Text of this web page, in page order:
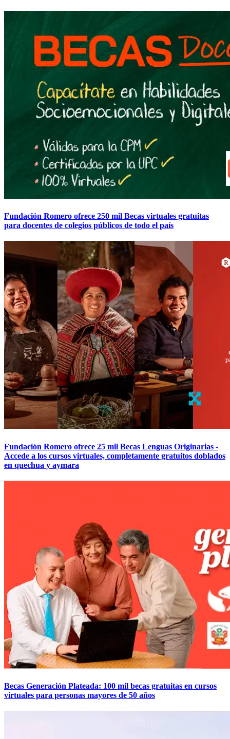
Fundación Romero ofrece 250 mil Becas virtuales gratuitas
para docentes de colegios públicos de todo el país
Fundación Romero ofrece 25 mil Becas Lenguas Originarias -
Accede a los cursos virtuales, completamente gratuitos doblados
en quechua y aymara
Becas Generación Plateada: 100 mil becas gratuitas en cursos
virtuales para personas mayores de 50 años